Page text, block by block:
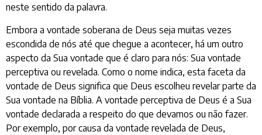
neste sentido da palavra.
Embora a vontade soberana de Deus seja muitas vezes
escondida de nós até que chegue a acontecer, há um outro
aspecto da Sua vontade que é claro para nós: Sua vontade
perceptiva ou revelada. Como o nome indica, esta faceta da
vontade de Deus significa que Deus escolheu revelar parte da
Sua vontade na Bíblia. A vontade perceptiva de Deus é a Sua
vontade declarada a respeito do que devamos ou não fazer.
Por exemplo, por causa da vontade revelada de Deus,